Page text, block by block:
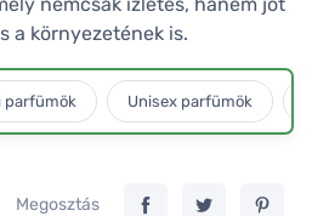
a környezetének is.
parfümök Unisex parfümök
Megosztás